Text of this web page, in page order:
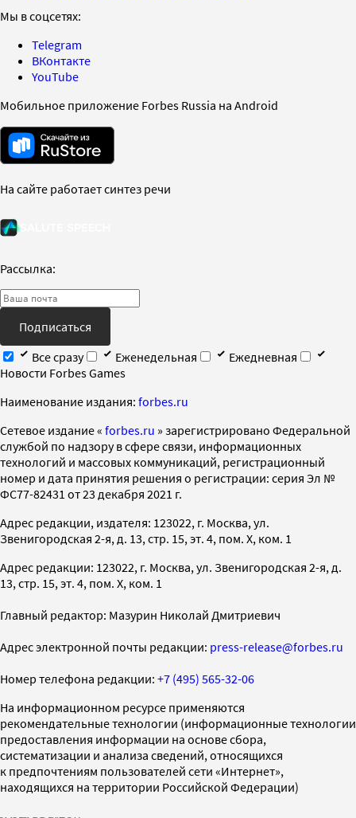
Мы в соцсетях:
Telegram
ВКонтакте
YouTube
Мобильное приложение Forbes Russia на Android
На сайте работает синтез речи
Рассылка:
Подписаться
Все сразу
Еженедельная
Ежедневная
Новости Forbes Games
Наименование издания: forbes.ru
Cетевое издание « forbes.ru » зарегистрировано Федеральной
службой по надзору в сфере связи, информационных
технологий и массовых коммуникаций, регистрационный
номер и дата принятия решения о регистрации: серия Эл №
ФС77-82431 от 23 декабря 2021 г.
Адрес редакции, издателя: 123022, г. Москва, ул.
Звенигородская 2-я, д. 13, стр. 15, эт. 4, пом. X, ком. 1
Адрес редакции: 123022, г. Москва, ул. Звенигородская 2-я, д.
13, стр. 15, эт. 4, пом. X, ком. 1
Главный редактор: Мазурин Николай Дмитриевич
Адрес электронной почты редакции: press-release@forbes.ru
Номер телефона редакции: +7 (495) 565-32-06
На информационном ресурсе применяются
рекомендательные технологии (информационные технологии
предоставления информации на основе сбора,
систематизации и анализа сведений, относящихся
к предпочтениям пользователей сети «Интернет»,
находящихся на территории Российской Федерации)